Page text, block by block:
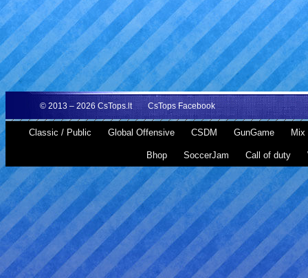
© 2013 – 2026 CsTops.lt CsTops Facebook
Classic / Public Global Offensive CSDM GunGame Mix
Bhop SoccerJam Call of duty